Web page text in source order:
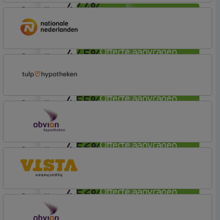
4,44%
Offerte aanvragen
aflosvrij
4,45%
Offerte aanvragen
Budget (Incl. Korting)
aflosvrij
4,55%
Offerte aanvragen
Nationale Nederlanden
aflosvrij
4,56%
Offerte aanvragen
Tulp Hypotheken
Tulp Compleet Hypotheken
aflosvrij
4,56%
Woon Hypotheek
aflosvrij
Vista Hypotheken